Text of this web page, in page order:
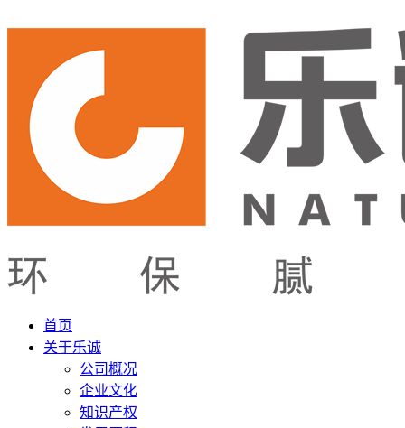
首页
关于乐诚
公司概况
企业文化
知识产权